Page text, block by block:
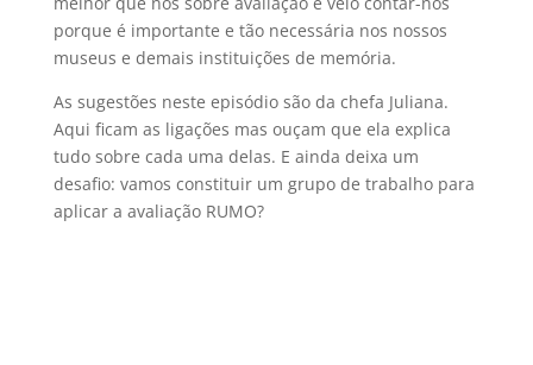
porque é importante e tão necessária nos nossos
museus e demais instituições de memória.
As sugestões neste episódio são da chefa Juliana.
Aqui ficam as ligações mas ouçam que ela explica
tudo sobre cada uma delas. E ainda deixa um
desafio: vamos constituir um grupo de trabalho para
aplicar a avaliação RUMO?